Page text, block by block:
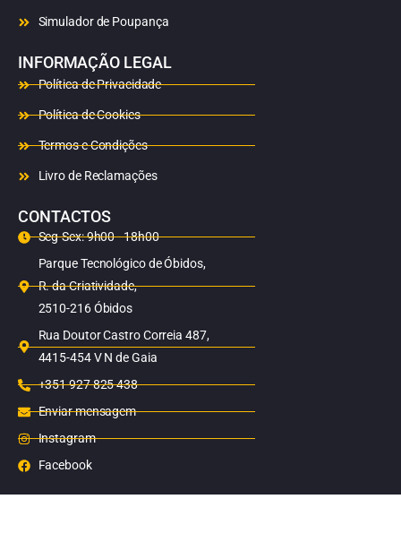
Simulador de Poupança
INFORMAÇÃO LEGAL
Política de Privacidade
Política de Cookies
Termos e Condições
Livro de Reclamações
CONTACTOS
Seg-Sex: 9h00 - 18h00
Parque Tecnológico de Óbidos,
R. da Criatividade,
2510-216 Óbidos
Rua Doutor Castro Correia 487,
4415-454 V N de Gaia
+351 927 825 438
Enviar mensagem
Instagram
Facebook